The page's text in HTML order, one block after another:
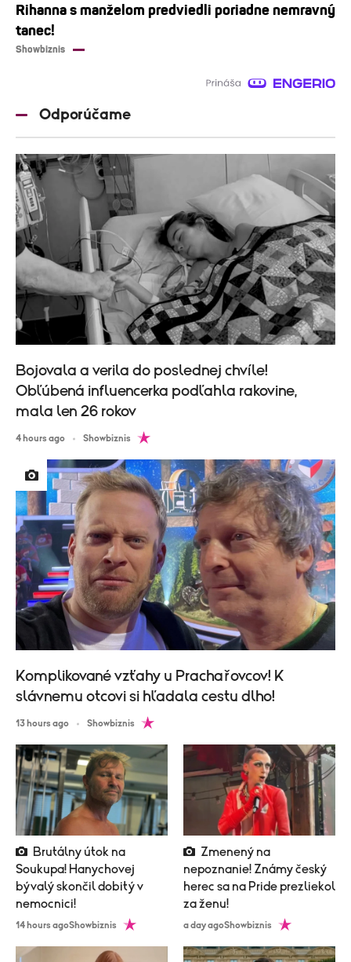
Rihanna s manželom predviedli poriadne nemravný
tanec!
Showbiznis
Odporúčame
Bojovala a verila do poslednej chvíle!
Obľúbená influencerka podľahla rakovine,
mala len 26 rokov
4 hours ago Showbiznis
Komplikované vzťahy u Prachařovcov! K
slávnemu otcovi si hľadala cestu dlho!
13 hours ago Showbiznis
Soukupa! Hanychovej
bývalý skončil dobitý v
nemocnici!
14 hours agoShowbiznis
nepoznanie! Známy český
herec sa na Pride prezliekol
za ženu!
a day agoShowbiznis